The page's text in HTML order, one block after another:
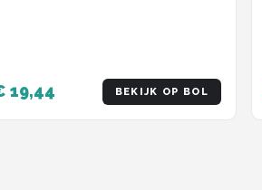
19,44 BEKIJK OP BOL